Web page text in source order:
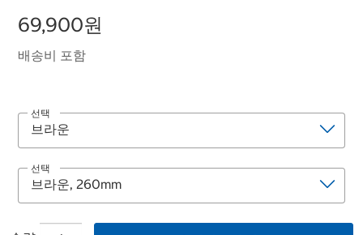
69,900원
배송비 포함
선택
선택